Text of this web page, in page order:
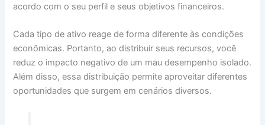
acordo com o seu perfil e seus objetivos financeiros.
Cada tipo de ativo reage de forma diferente às condições
econômicas. Portanto, ao distribuir seus recursos, você
reduz o impacto negativo de um mau desempenho isolado.
Além disso, essa distribuição permite aproveitar diferentes
oportunidades que surgem em cenários diversos.